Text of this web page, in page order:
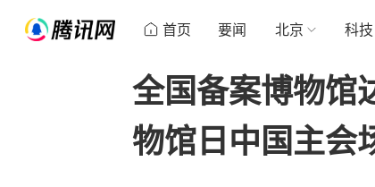
首页 要闻 北京 科技
全国备案博物馆
物馆日中国主会